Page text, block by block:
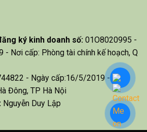
ký kinh doanh số: 01O8020995 -
Nơi cấp: Phòng tài chính kế hoạch, Q
- Ngày cấp:16/5/2019 - Nơi
Đông, TP Hà Nội
Nguyễn Duy Lập